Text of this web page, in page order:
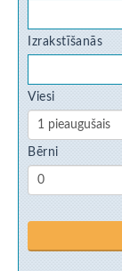
Izrakstīšanās
Viesi
Bērni